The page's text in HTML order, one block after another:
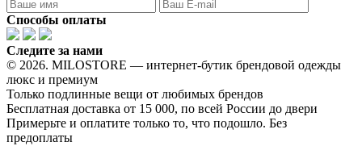
Способы оплаты
Следите за нами
© 2026. MILOSTORE — интернет-бутик брендовой одежды
люкс и премиум
Только подлинные вещи от любимых брендов
Бесплатная доставка от 15 000, по всей России до двери
Примерьте и оплатите только то, что подошло. Без
предоплаты